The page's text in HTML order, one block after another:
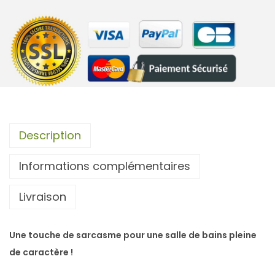
i
t
é
d
e
v
e
t
e
Description
Informations complémentaires
Livraison
Une touche de sarcasme pour une salle de bains pleine
de caractère !